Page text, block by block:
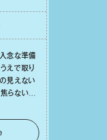
念な準備
えで取り
⾒えない
らない
ることに
かりとエ